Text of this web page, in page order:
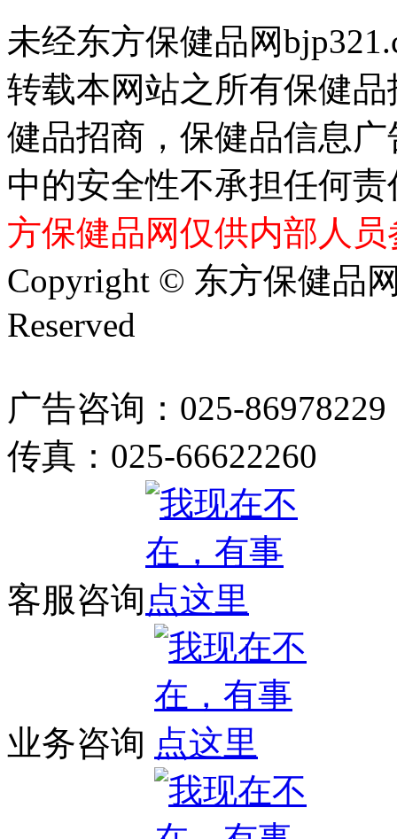
未经东方保健品网
转载本网站之所有保健
健品招商，保健品信息
中的安全性不承担任何
方保健品网仅供内部人
Copyright © 东方保健品
Reserved
广告咨询：025-86978229
传真：025-66622260
客服咨询
业务咨询